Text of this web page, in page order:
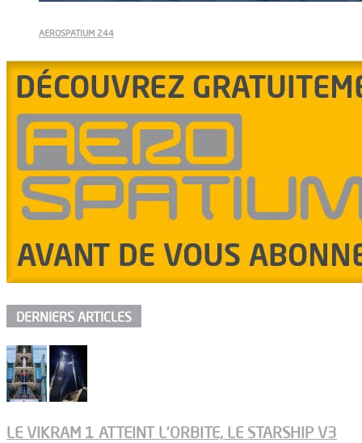
AEROSPATIUM 244
DERNIERS ARTICLES
LE VIKRAM 1 ATTEINT L’ORBITE, LE STARSHIP V3